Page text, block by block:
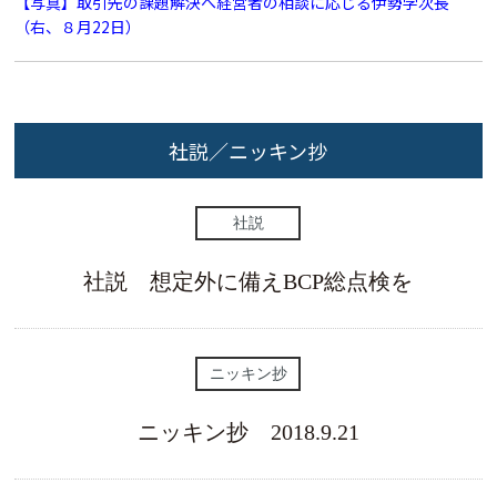
（右、８月22日）
社説／ニッキン抄
社説
社説 想定外に備えBCP総点検を
ニッキン抄
ニッキン抄 2018.9.21